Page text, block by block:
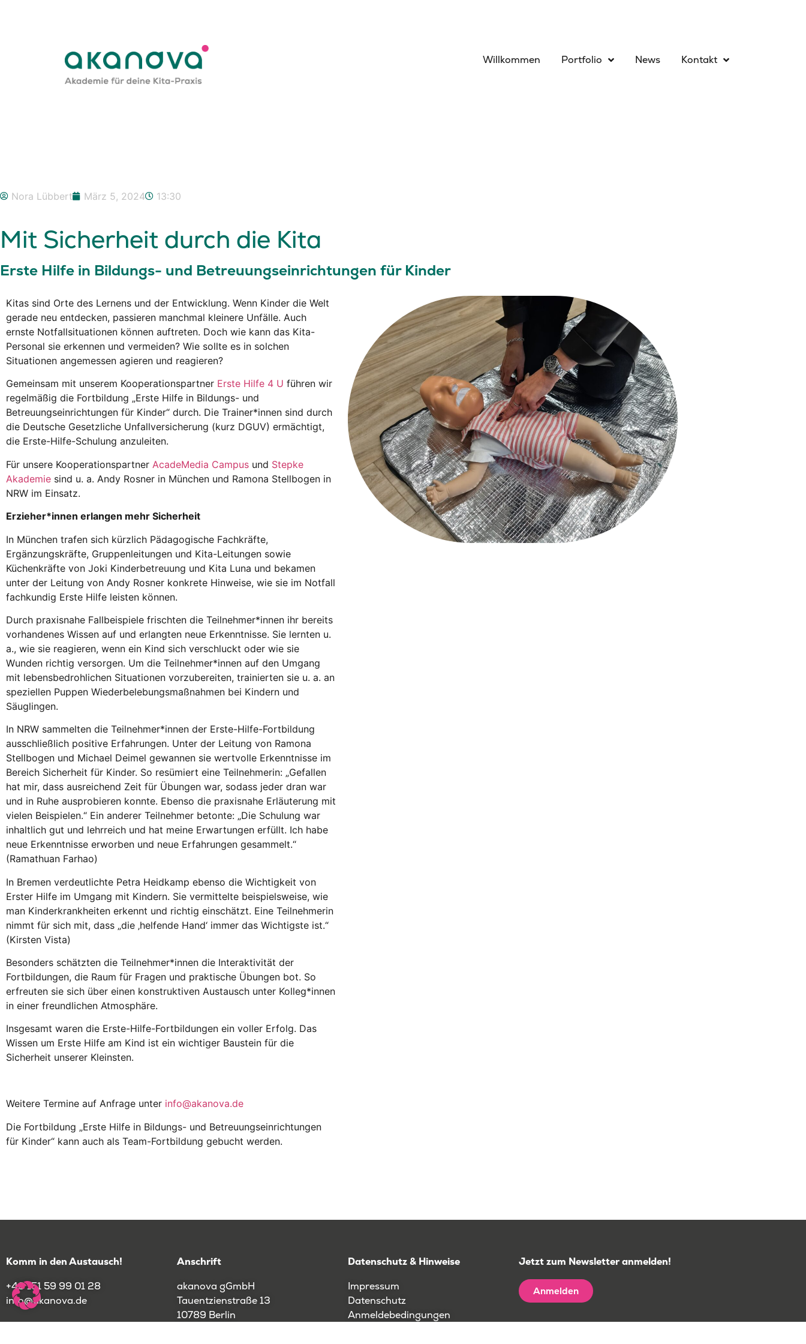
Willkommen Portfolio News Kontakt
Nora Lübbert März 5, 2024 13:30
Mit Sicherheit durch die Kita
Erste Hilfe in Bildungs- und Betreuungseinrichtungen für Kinder
Kitas sind Orte des Lernens und der Entwicklung. Wenn Kinder die Welt
gerade neu entdecken, passieren manchmal kleinere Unfälle. Auch
ernste Notfallsituationen können auftreten. Doch wie kann das Kita-
Personal sie erkennen und vermeiden? Wie sollte es in solchen
Situationen angemessen agieren und reagieren?
Gemeinsam mit unserem Kooperationspartner Erste Hilfe 4 U führen wir
regelmäßig die Fortbildung „Erste Hilfe in Bildungs- und
Betreuungseinrichtungen für Kinder“ durch. Die Trainer*innen sind durch
die Deutsche Gesetzliche Unfallversicherung (kurz DGUV) ermächtigt,
die Erste-Hilfe-Schulung anzuleiten.
Für unsere Kooperationspartner AcadeMedia Campus und Stepke
Akademie sind u. a. Andy Rosner in München und Ramona Stellbogen in
NRW im Einsatz.
Erzieher*innen erlangen mehr Sicherheit
In München trafen sich kürzlich Pädagogische Fachkräfte,
Ergänzungskräfte, Gruppenleitungen und Kita-Leitungen sowie
Küchenkräfte von Joki Kinderbetreuung und Kita Luna und bekamen
unter der Leitung von Andy Rosner konkrete Hinweise, wie sie im Notfall
fachkundig Erste Hilfe leisten können.
Durch praxisnahe Fallbeispiele frischten die Teilnehmer*innen ihr bereits
vorhandenes Wissen auf und erlangten neue Erkenntnisse. Sie lernten u.
a., wie sie reagieren, wenn ein Kind sich verschluckt oder wie sie
Wunden richtig versorgen. Um die Teilnehmer*innen auf den Umgang
mit lebensbedrohlichen Situationen vorzubereiten, trainierten sie u. a. an
speziellen Puppen Wiederbelebungsmaßnahmen bei Kindern und
Säuglingen.
In NRW sammelten die Teilnehmer*innen der Erste-Hilfe-Fortbildung
ausschließlich positive Erfahrungen. Unter der Leitung von Ramona
Stellbogen und Michael Deimel gewannen sie wertvolle Erkenntnisse im
Bereich Sicherheit für Kinder. So resümiert eine Teilnehmerin: „Gefallen
hat mir, dass ausreichend Zeit für Übungen war, sodass jeder dran war
und in Ruhe ausprobieren konnte. Ebenso die praxisnahe Erläuterung mit
vielen Beispielen.“ Ein anderer Teilnehmer betonte: „Die Schulung war
inhaltlich gut und lehrreich und hat meine Erwartungen erfüllt. Ich habe
neue Erkenntnisse erworben und neue Erfahrungen gesammelt.“
(Ramathuan Farhao)
In Bremen verdeutlichte Petra Heidkamp ebenso die Wichtigkeit von
Erster Hilfe im Umgang mit Kindern. Sie vermittelte beispielsweise, wie
man Kinderkrankheiten erkennt und richtig einschätzt. Eine Teilnehmerin
nimmt für sich mit, dass „die ‚helfende Hand‘ immer das Wichtigste ist.“
(Kirsten Vista)
Besonders schätzten die Teilnehmer*innen die Interaktivität der
Fortbildungen, die Raum für Fragen und praktische Übungen bot. So
erfreuten sie sich über einen konstruktiven Austausch unter Kolleg*innen
in einer freundlichen Atmosphäre.
Insgesamt waren die Erste-Hilfe-Fortbildungen ein voller Erfolg. Das
Wissen um Erste Hilfe am Kind ist ein wichtiger Baustein für die
Sicherheit unserer Kleinsten.
Weitere Termine auf Anfrage unter info@akanova.de
Die Fortbildung „Erste Hilfe in Bildungs- und Betreuungseinrichtungen
für Kinder“ kann auch als Team-Fortbildung gebucht werden.
Komm in den Austausch!
+49 151 59 99 01 28
info@akanova.de
Anschrift
akanova gGmbH
Tauentzienstraße 13
10789 Berlin
Datenschutz & Hinweise
Impressum
Datenschutz
Anmeldebedingungen
Jetzt zum Newsletter anmelden!
Anmelden